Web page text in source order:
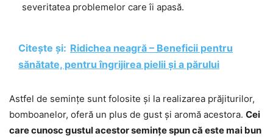
severitatea problemelor care îi apasă.
Citește și: Ridichea neagră – Beneficii pentru
sănătate, pentru îngrijirea pielii și a părului
Astfel de semințe sunt folosite și la realizarea prăjiturilor,
bomboanelor, oferă un plus de gust și aromă acestora. Cei
care cunosc gustul acestor semințe spun că este mai bun